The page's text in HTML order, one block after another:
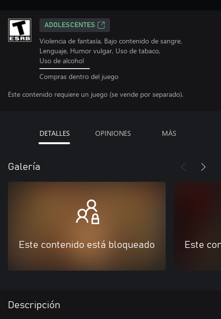
ADOLESCENTES
Violencia de fantasía, Bajo contenido de sangre,
Lenguaje, Humor vulgar, Uso de tabaco,
Uso de alcohol
Compras dentro del juego
Este contenido requiere un juego (se vende por separado).
DETALLES OPINIONES MÁS
Galería
Este contenido está bloqueado Este
Descripción